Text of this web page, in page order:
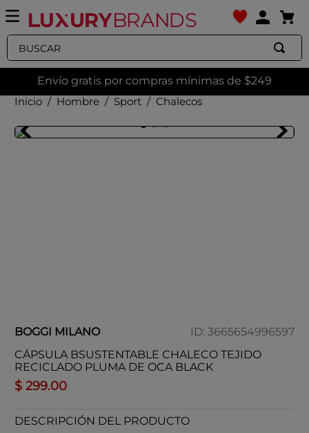
Buscar
Envío gratis por compras mínimas de $249
Hombre
Sport Chalecos
BOGGI MILANO ID: 3665654996597
CÁPSULA BSUSTENTABLE CHALECO TEJIDO
RECICLADO PLUMA DE OCA BLACK
$ 299.00
DESCRIPCIÓN DEL PRODUCTO